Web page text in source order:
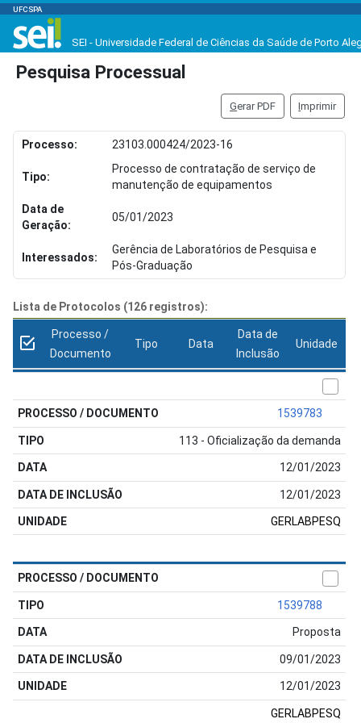
UFCSPA
SEI - Universidade Federal de Ciências da Saúde de Porto
Pesquisa Processual
Gerar PDF Imprimir
Processo: 23103.000424/2023-16
Tipo:
Processo de contratação de serviço de
manutenção de equipamentos
Data de
Geração:
05/01/2023
Interessados:
Gerência de Laboratórios de Pesquisa e
Pós-Graduação
Lista de Protocolos (126 registros):
Processo /
Documento
Tipo Data
Data de
Inclusão
Unidade
1539783
113 - Oficialização da demanda
12/01/2023
12/01/2023
GERLABPESQ
1539788
Proposta
09/01/2023
12/01/2023
GERLABPESQ